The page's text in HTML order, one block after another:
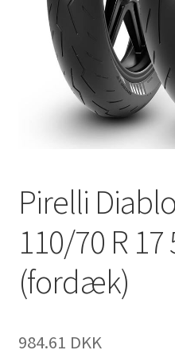
Pirelli
110/70 R 17
(fordæk)
984.61 DKK